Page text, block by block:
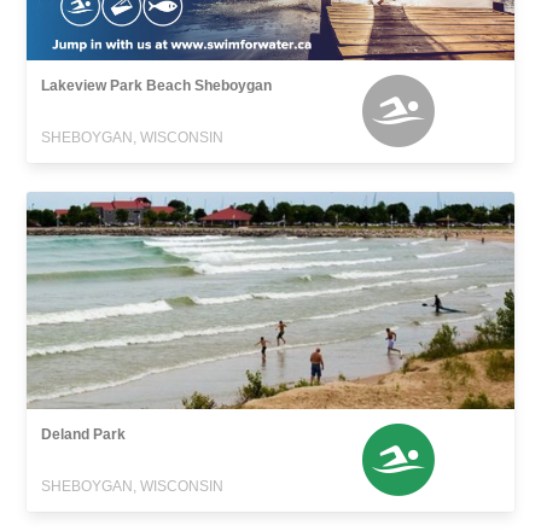
Lakeview Park Beach Sheboygan
SHEBOYGAN, WISCONSIN
Deland Park
SHEBOYGAN, WISCONSIN